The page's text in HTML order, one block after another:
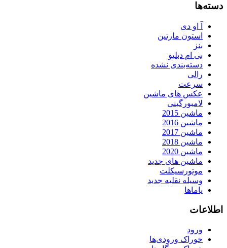
دسته‌ها
آ او دی
استون مارتین
بنز
بی ام دبلیو
دسته‌بندی نشده
رالی
سرعت
عکس های ماشین
لامبورگینی
ماشین 2015
ماشین 2016
ماشین 2017
ماشین 2018
ماشین 2020
ماشین های جدید
موتورسیکلت
وسیله نقلیه جدید
یاماها
اطلاعات
ورود
خوراک ورودی‌ها